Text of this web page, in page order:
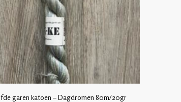
garen katoen – Dagdromen 80m/20gr